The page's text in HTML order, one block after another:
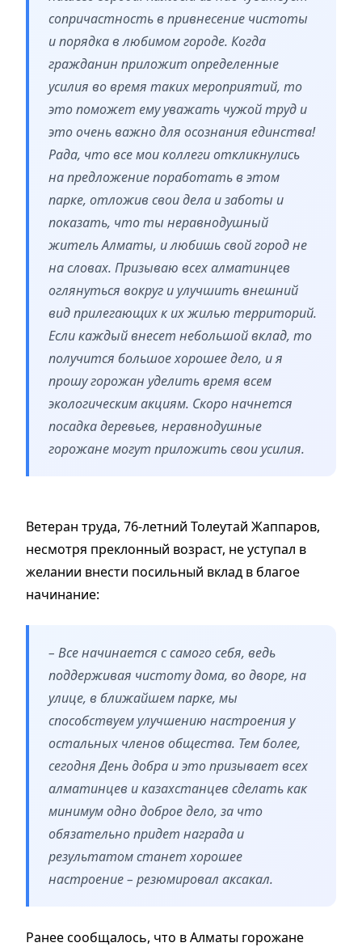
сопричастность в привнесение чистоты
и порядка в любимом городе. Когда
гражданин приложит определенные
усилия во время таких мероприятий, то
это поможет ему уважать чужой труд и
это очень важно для осознания единства!
Рада, что все мои коллеги откликнулись
на предложение поработать в этом
парке, отложив свои дела и заботы и
показать, что ты неравнодушный
житель Алматы, и любишь свой город не
на словах. Призываю всех алматинцев
оглянуться вокруг и улучшить внешний
вид прилегающих к их жилью территорий.
Если каждый внесет небольшой вклад, то
получится большое хорошее дело, и я
прошу горожан уделить время всем
экологическим акциям. Скоро начнется
посадка деревьев, неравнодушные
горожане могут приложить свои усилия.
Ветеран труда, 76-летний Толеутай Жаппаров,
несмотря преклонный возраст, не уступал в
желании внести посильный вклад в благое
начинание:
– Все начинается с самого себя, ведь
поддерживая чистоту дома, во дворе, на
улице, в ближайшем парке, мы
способствуем улучшению настроения у
остальных членов общества. Тем более,
сегодня День добра и это призывает всех
алматинцев и казахстанцев сделать как
минимум одно доброе дело, за что
обязательно придет награда и
результатом станет хорошее
настроение – резюмировал аксакал.
Ранее сообщалось, что в Алматы горожане